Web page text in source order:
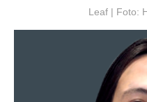
Leaf | Foto: